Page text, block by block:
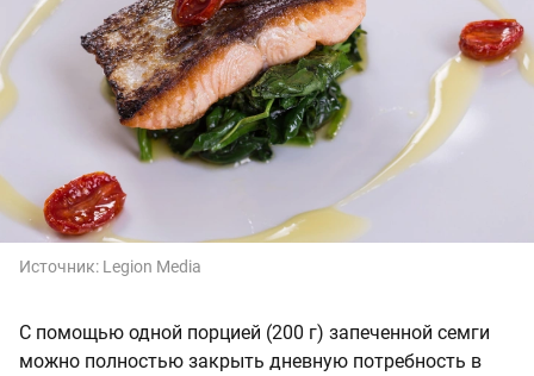
Источник: Legion Media
С помощью одной порцией (200 г) запеченной семги
можно полностью закрыть дневную потребность в